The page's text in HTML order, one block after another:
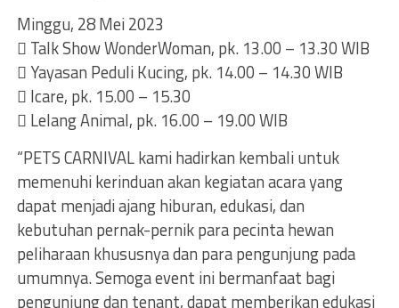
Minggu, 28 Mei 2023
 Talk Show WonderWoman, pk. 13.00 – 13.30 WIB
 Yayasan Peduli Kucing, pk. 14.00 – 14.30 WIB
 Icare, pk. 15.00 – 15.30
 Lelang Animal, pk. 16.00 – 19.00 WIB
“PETS CARNIVAL kami hadirkan kembali untuk
memenuhi kerinduan akan kegiatan acara yang
dapat menjadi ajang hiburan, edukasi, dan
kebutuhan pernak-pernik para pecinta hewan
peliharaan khususnya dan para pengunjung pada
umumnya. Semoga event ini bermanfaat bagi
pengunjung dan tenant, dapat memberikan edukasi